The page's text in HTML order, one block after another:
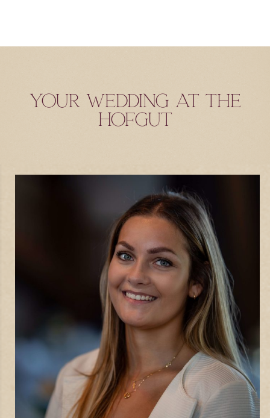
Your wedding at the
Hofgut